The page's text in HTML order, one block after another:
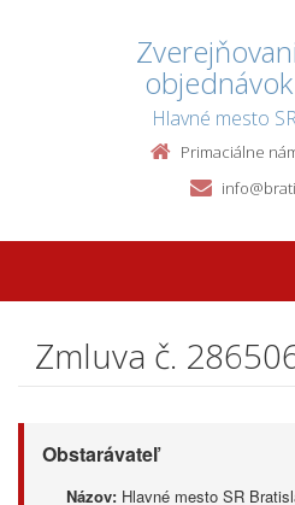
Hlavné mesto
Primaciálne
Zmluva č.
Obstarávateľ
Názov: Hlavné mesto SR